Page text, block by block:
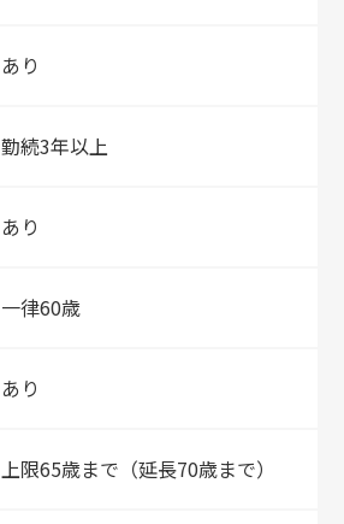
あり
勤続3年以上
あり
一律60歳
あり
上限65歳まで（延長70歳まで）